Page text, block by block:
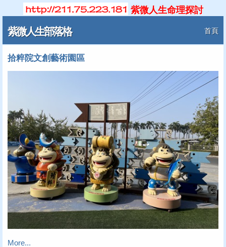
紫微人生命理探討
紫微人生部落格 首頁
拾粹院文創藝術園區
More...